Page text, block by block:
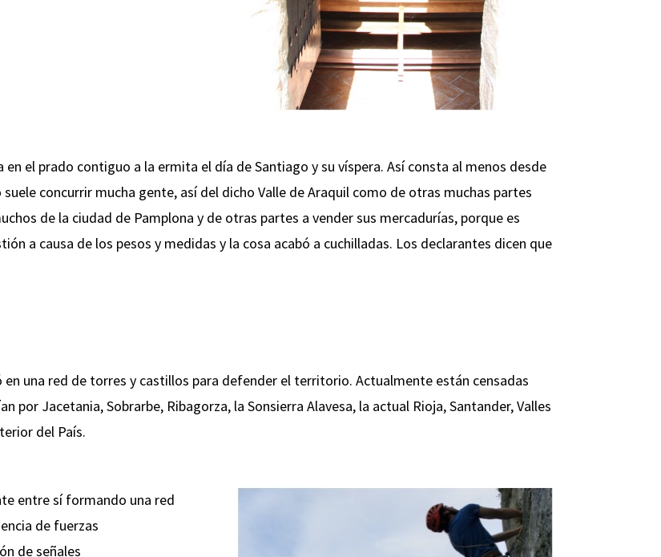
el prado contiguo a la ermita el día de Santiago y su víspera. Así consta al menos desde
concurrir mucha gente, así del dicho Valle de Araquil como de otras muchas partes
de la ciudad de Pamplona y de otras partes a vender sus mercadurías, porque es
a causa de los pesos y medidas y la cosa acabó a cuchilladas. Los declarantes dicen que
una red de torres y castillos para defender el territorio. Actualmente están censadas
por Jacetania, Sobrarbe, Ribagorza, la Sonsierra Alavesa, la actual Rioja, Santander, Valles
del País.
entre sí formando una red
de fuerzas
de señales